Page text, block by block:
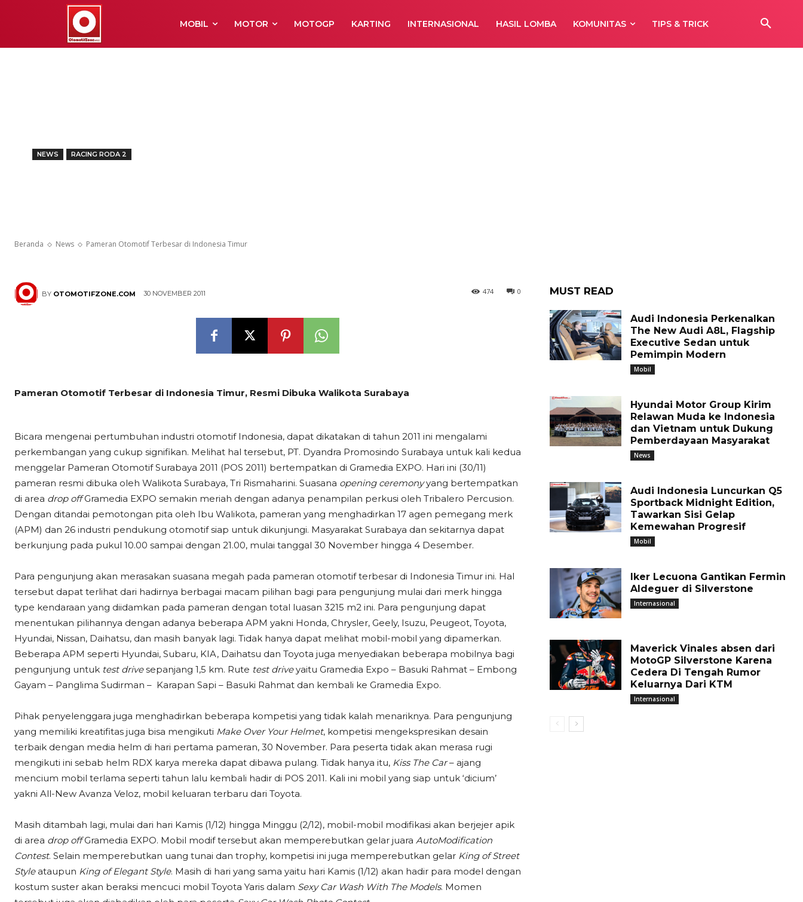
MOBIL MOTOR MOTOGP KARTING INTERNASIONAL HASIL LOMBA KOMUNITAS TIPS & TRICK
Beranda News Pameran Otomotif Terbesar di Indonesia Timur
NEWS RACING RODA 2
BY OTOMOTIFZONE.COM 30 NOVEMBER 2011 0
474
Pameran Otomotif Terbesar di Indonesia Timur, Resmi Dibuka Walikota Surabaya
Bicara mengenai pertumbuhan industri otomotif Indonesia, dapat dikatakan di tahun 2011 ini mengalami
perkembangan yang cukup signifikan. Melihat hal tersebut, PT. Dyandra Promosindo Surabaya untuk kali kedua
menggelar Pameran Otomotif Surabaya 2011 (POS 2011) bertempatkan di Gramedia EXPO. Hari ini (30/11)
pameran resmi dibuka oleh Walikota Surabaya, Tri Rismaharini. Suasana opening ceremonyyang bertempatkan
di area drop offGramedia EXPO semakin meriah dengan adanya penampilan perkusi oleh Tribalero Percusion.
Dengan ditandai pemotongan pita oleh Ibu Walikota, pameran yang menghadirkan 17 agen pemegang merk
(APM) dan 26 industri pendukung otomotif siap untuk dikunjungi. Masyarakat Surabaya dan sekitarnya dapat
berkunjung pada pukul 10.00 sampai dengan 21.00, mulai tanggal 30 November hingga 4 Desember.
Para pengunjung akan merasakan suasana megah pada pameran otomotif terbesar di Indonesia Timur ini. Hal
tersebut dapat terlihat dari hadirnya berbagai macam pilihan bagi para pengunjung mulai dari merk hingga
type kendaraan yang diidamkan pada pameran dengan total luasan 3215 m2 ini. Para pengunjung dapat
menentukan pilihannya dengan adanya beberapa APM yakni Honda, Chrysler, Geely, Isuzu, Peugeot, Toyota,
Hyundai, Nissan, Daihatsu, dan masih banyak lagi. Tidak hanya dapat melihat mobil-mobil yang dipamerkan.
Beberapa APM seperti Hyundai, Subaru, KIA, Daihatsu dan Toyota juga menyediakan beberapa mobilnya bagi
pengunjung untuk test drivesepanjang 1,5 km. Rute test driveyaitu Gramedia Expo – Basuki Rahmat – Embong
Gayam – Panglima Sudirman – Karapan Sapi – Basuki Rahmat dan kembali ke Gramedia Expo.
Pihak penyelenggara juga menghadirkan beberapa kompetisi yang tidak kalah menariknya. Para pengunjung
yang memiliki kreatifitas juga bisa mengikuti Make Over Your Helmet, kompetisi mengekspresikan desain
terbaik dengan media helm di hari pertama pameran, 30 November. Para peserta tidak akan merasa rugi
mengikuti ini sebab helm RDX karya mereka dapat dibawa pulang. Tidak hanya itu, Kiss The Car– ajang
mencium mobil terlama seperti tahun lalu kembali hadir di POS 2011. Kali ini mobil yang siap untuk ‘dicium’
yakni All-New Avanza Veloz, mobil keluaran terbaru dari Toyota.
Masih ditambah lagi, mulai dari hari Kamis (1/12) hingga Minggu (2/12), mobil-mobil modifikasi akan berjejer apik
di area drop offGramedia EXPO. Mobil modif tersebut akan memperebutkan gelar juara AutoModification
Contest. Selain memperebutkan uang tunai dan trophy, kompetisi ini juga memperebutkan gelar King of Street
Style ataupun King of Elegant Style. Masih di hari yang sama yaitu hari Kamis (1/12) akan hadir para model dengan
kostum suster akan beraksi mencuci mobil Toyota Yaris dalam Sexy Car Wash With The Models. Momen
MUST READ
Audi Indonesia Perkenalkan
The New Audi A8L, Flagship
Executive Sedan untuk
Pemimpin Modern
Mobil
Hyundai Motor Group Kirim
Relawan Muda ke Indonesia
dan Vietnam untuk Dukung
Pemberdayaan Masyarakat
News
Audi Indonesia Luncurkan Q5
Sportback Midnight Edition,
Tawarkan Sisi Gelap
Kemewahan Progresif
Mobil
Iker Lecuona Gantikan Fermin
Aldeguer di Silverstone
Internasional
Maverick Vinales absen dari
MotoGP Silverstone Karena
Cedera Di Tengah Rumor
Keluarnya Dari KTM
Internasional